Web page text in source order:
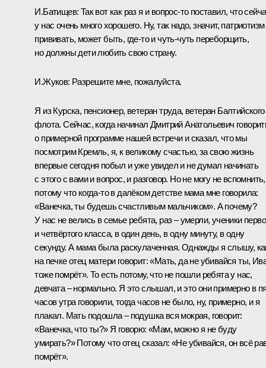
И.Батищев: Так вот как раз я и вопрос‑то поставил, что
у нас очень много хорошего. Ну, так надо, значит, патриотизм
прививать, может быть, где‑то и чуть-чуть переборщить,
но должны дети любить свою страну.
И.Жуков: Разрешите мне, пожалуйста.
Я из Курска, пенсионер, ветеран труда, ветеран Балтийского
флота. Сейчас, когда начинал Дмитрий Анатольевич
о примерной программе нашей встречи и сказал, что мы
посмотрим Кремль, я, к великому счастью, за свою жизнь
впервые сегодня побыл и уже увидел и не думал начинать
с этого с вами и вопрос, и разговор. Но не могу не вспомнить,
потому что когда‑то в далёком детстве мама мне говорила:
«Ванечка, ты будешь счастливым мальчиком». А почему?
У нас не велись в семье ребята, раз – умерли, ученики
и четвёртого класса, в один день, в одну минуту, в одну
секунду. А мама была раскулаченная. Однажды я слышу,
на печке отец матери говорит: «Мать, да не убивайся ты,
тоже помрёт». То есть потому, что не пошли ребята у нас,
девчата – нормально. Я это слышал, и это они примерно в
часов утра говорили, тогда часов не было, ну, примерно, и я
плакал. Мать подошла – подушка вся мокрая, говорит:
«Ванечка, что ты?» Я говорю: «Мам, можно я не буду
умирать?» Потому что отец сказал: «Не убивайся, он всё
помрёт».